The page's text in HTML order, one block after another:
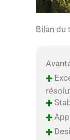
Bilan du
+
+
+
+